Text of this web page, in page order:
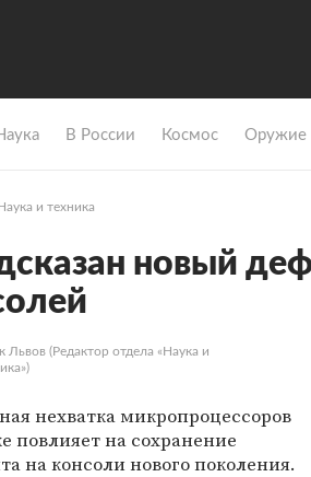
В России Космос Оружие
и техника
новый
Львов (Редактор отдела «Наука и
нехватка микропроцессоров
повлияет на сохранение
на консоли нового поколения.